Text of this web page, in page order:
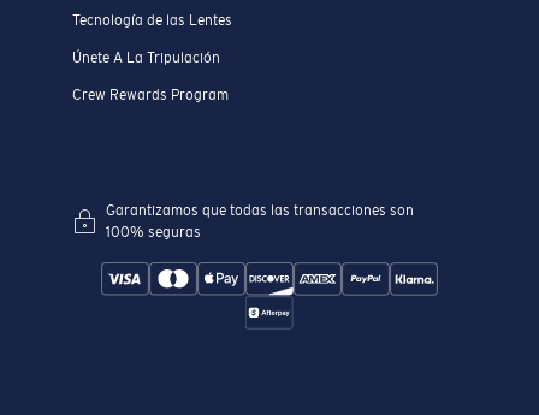
Tecnología de las Lentes
Únete A La Tripulación
Crew Rewards Program
Garantizamos que todas las transacciones son
100% seguras